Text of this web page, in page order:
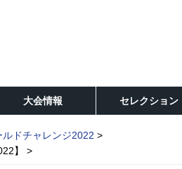
大会情報 セレクション
ドチャレンジ2022
】